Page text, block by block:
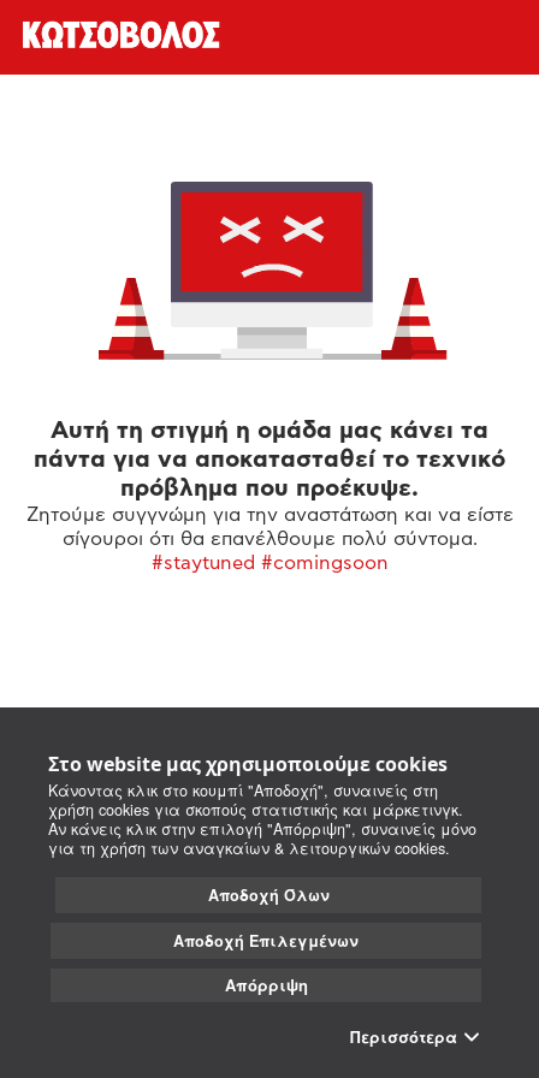
Στο website μας χρησιμοποιούμε cookies
Κάνοντας κλικ στο κουμπί "Αποδοχή", συναινείς στη
χρήση cookies για σκοπούς στατιστικής και μάρκετινγκ.
Αν κάνεις κλικ στην επιλογή "Απόρριψη", συναινείς μόνο
για τη χρήση των αναγκαίων & λειτουργικών cookies.
Αποδοχή Όλων
Αποδοχή Επιλεγμένων
Απόρριψη
Περισσότερα
Αυτή τη στιγμή η ομάδα μας κάνει τα
πάντα για να αποκατασταθεί το τεχνικό
πρόβλημα που προέκυψε.
Ζητούμε συγγνώμη για την αναστάτωση και να είστε
σίγουροι ότι θα επανέλθουμε πολύ σύντομα.
#staytuned #comingsoon